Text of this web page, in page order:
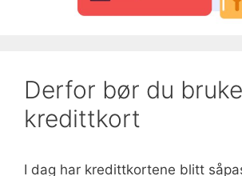
Derfor bør du
kredittkort
I dag har kredittkortene blitt